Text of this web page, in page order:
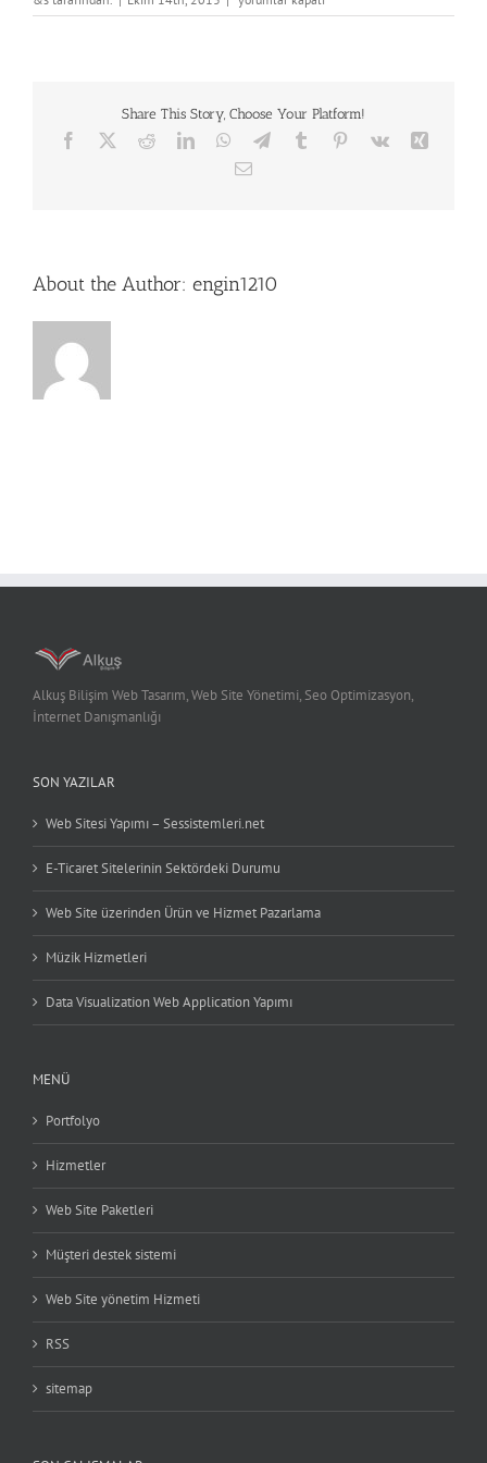
için
Share This Story, Choose Your Platform!
Facebook RedditLinkedInWhatsApp
TelegramTumblr Pinterest
Vk
E-
About the Author: engin1210
Alkuş Bilişim Web Tasarım, Web Site Yönetimi, Seo Optimizasyon,
İnternet Danışmanlığı
SON YAZILAR
Web Sitesi Yapımı – Sessistemleri.net
E-Ticaret Sitelerinin Sektördeki Durumu
Web Site üzerinden Ürün ve Hizmet Pazarlama
Müzik Hizmetleri
Data Visualization Web Application Yapımı
MENÜ
Portfolyo
Hizmetler
Web Site Paketleri
Müşteri destek sistemi
Web Site yönetim Hizmeti
RSS
sitemap